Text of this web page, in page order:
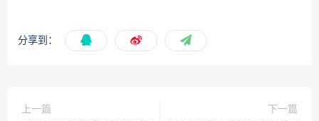
分享到：
上一篇
下一篇